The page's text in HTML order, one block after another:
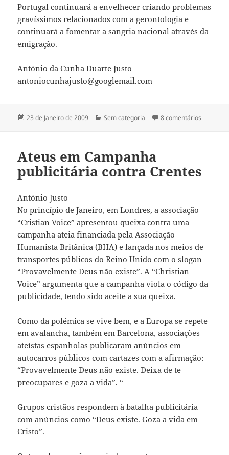
Portugal continuará a envelhecer criando problemas
gravíssimos relacionados com a gerontologia e
continuará a fomentar a sangria nacional através da
emigração.
António da Cunha Duarte Justo
antoniocunhajusto@googlemail.com
Publicado
23 de Janeiro de 2009 Categorias
Sem categoria 8 comentários
Ateus em Campanha
publicitária contra Crentes
António Justo
No princípio de Janeiro, em Londres, a associação
“Cristian Voice” apresentou queixa contra uma
campanha ateia financiada pela Associação
Humanista Britânica (BHA) e lançada nos meios de
transportes públicos do Reino Unido com o slogan
“Provavelmente Deus não existe”. A “Christian
Voice” argumenta que a campanha viola o código da
publicidade, tendo sido aceite a sua queixa.
Como da polémica se vive bem, e a Europa se repete
em avalancha, também em Barcelona, associações
ateístas espanholas publicaram anúncios em
autocarros públicos com cartazes com a afirmação:
“Provavelmente Deus não existe. Deixa de te
preocupares e goza a vida”. “
Grupos cristãos respondem à batalha publicitária
com anúncios como “Deus existe. Goza a vida em
Cristo”.